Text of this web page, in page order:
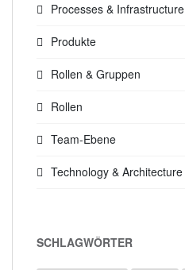
Processes & Infrastructure
Produkte
Rollen & Gruppen
Rollen
Team-Ebene
Technology & Architecture
SCHLAGWÖRTER